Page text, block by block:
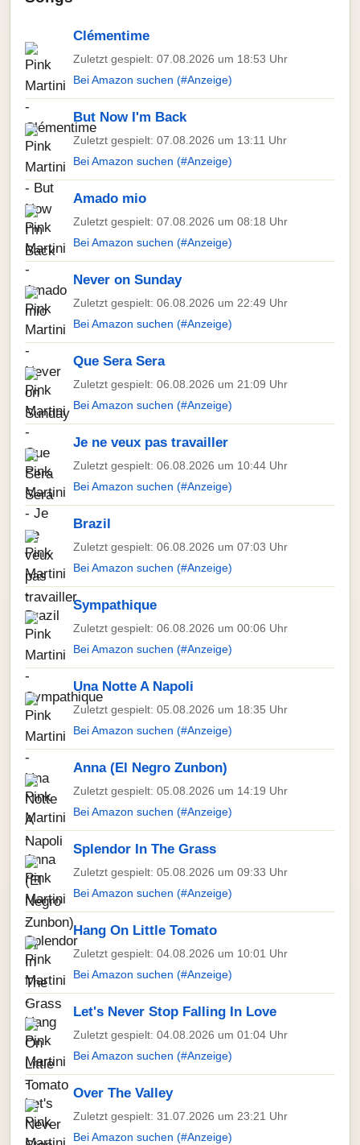
Clémentime
Zuletzt gespielt: 07.08.2026 um 18:53 Uhr
Bei Amazon suchen (#Anzeige)
But Now I'm Back
Zuletzt gespielt: 07.08.2026 um 13:11 Uhr
Bei Amazon suchen (#Anzeige)
Amado mio
Zuletzt gespielt: 07.08.2026 um 08:18 Uhr
Bei Amazon suchen (#Anzeige)
Never on Sunday
Zuletzt gespielt: 06.08.2026 um 22:49 Uhr
Bei Amazon suchen (#Anzeige)
Que Sera Sera
Zuletzt gespielt: 06.08.2026 um 21:09 Uhr
Bei Amazon suchen (#Anzeige)
Je ne veux pas travailler
Zuletzt gespielt: 06.08.2026 um 10:44 Uhr
Bei Amazon suchen (#Anzeige)
Brazil
Zuletzt gespielt: 06.08.2026 um 07:03 Uhr
Bei Amazon suchen (#Anzeige)
Sympathique
Zuletzt gespielt: 06.08.2026 um 00:06 Uhr
Bei Amazon suchen (#Anzeige)
Una Notte A Napoli
Zuletzt gespielt: 05.08.2026 um 18:35 Uhr
Bei Amazon suchen (#Anzeige)
Anna (El Negro Zunbon)
Zuletzt gespielt: 05.08.2026 um 14:19 Uhr
Bei Amazon suchen (#Anzeige)
Splendor In The Grass
Zuletzt gespielt: 05.08.2026 um 09:33 Uhr
Bei Amazon suchen (#Anzeige)
Hang On Little Tomato
Zuletzt gespielt: 04.08.2026 um 10:01 Uhr
Bei Amazon suchen (#Anzeige)
Let's Never Stop Falling In Love
Zuletzt gespielt: 04.08.2026 um 01:04 Uhr
Bei Amazon suchen (#Anzeige)
Over The Valley
Zuletzt gespielt: 31.07.2026 um 23:21 Uhr
Bei Amazon suchen (#Anzeige)